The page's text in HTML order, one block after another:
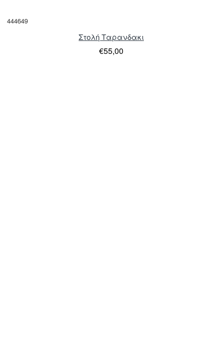
444649
Στολή Ταρανδακι
€55,00